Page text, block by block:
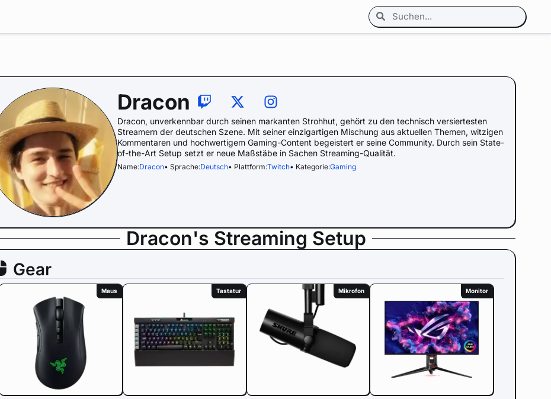
Dracon
Dracon, unverkennbar durch seinen markanten Strohhut, gehört zu den technisch versiertesten
Streamern der deutschen Szene. Mit seiner einzigartigen Mischung aus aktuellen Themen, witzigen
Kommentaren und hochwertigem Gaming-Content begeistert er seine Community. Durch sein State-
of-the-Art Setup setzt er neue Maßstäbe in Sachen Streaming-Qualität.
Name:Dracon• Sprache:Deutsch• Plattform:Twitch• Kategorie:Gaming
Dracon's Streaming Setup
Gear
Maus Tastatur Mikrofon Monitor